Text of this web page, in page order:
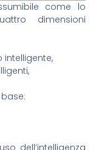
come lo
dimensioni